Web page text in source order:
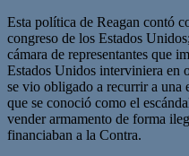
Esta política de Reagan contó
congreso de los Estados
cámara de representantes que
Estados Unidos interviniera en
se vio obligado a recurrir a una
que se conoció como el
vender armamento de forma
financiaban a la Contra.